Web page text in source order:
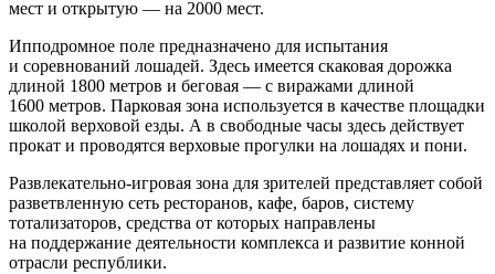
мест и открытую — на 2000 мест.
Ипподромное поле предназначено для испытания
и соревнований лошадей. Здесь имеется скаковая дорожка
длиной 1800 метров и беговая — с виражами длиной
1600 метров. Парковая зона используется в качестве площадки
школой верховой езды. А в свободные часы здесь действует
прокат и проводятся верховые прогулки на лошадях и пони.
Развлекательно-игровая зона для зрителей представляет собой
разветвленную сеть ресторанов, кафе, баров, систему
тотализаторов, средства от которых направлены
на поддержание деятельности комплекса и развитие конной
отрасли республики.